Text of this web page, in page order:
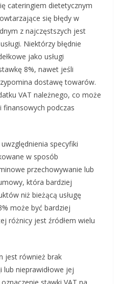
cateringiem dietetycznym
się błędy w
z najczęstszych jest
Niektórzy błędnie
jako usługi
8%, nawet jeśli
dostawę towarów.
VAT należnego, co może
podczas
specyfiki
w sposób
przechowywanie lub
która bardziej
niż bieżącą usługę
może być bardziej
różnicy jest źródłem wielu
jest również brak
nieprawidłowe jej